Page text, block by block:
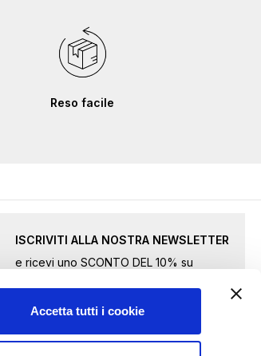
Accetta tutti i cookie
Reso facile
ISCRIVITI ALLA NOSTRA NEWSLETTER
e ricevi uno SCONTO DEL 10% su
alla